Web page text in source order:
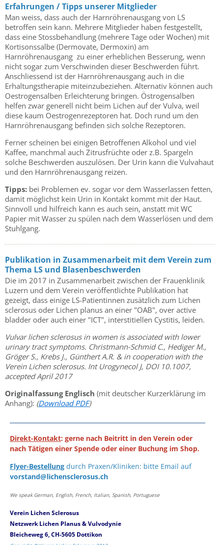
Erfahrungen / Tipps unserer Mitglieder
Man weiss, dass auch der Harnröhrenausgang von LS
betroffen sein kann. Mehrere Mitglieder haben festgestellt,
dass eine Stossbehandlung (mehrere Tage oder Wochen) mit
Kortisonssalbe (Dermovate, Dermoxin) am
Harnröhrenausgang zu einer erheblichen Besserung, wenn
nicht sogar zum Verschwinden dieser Beschwerden führt.
Anschliessend ist der Harnröhrenausgang auch in die
Erhaltungstherapie miteinzubeziehen. Alternativ können auch
Oestrogensalben Erleichterung bringen. Östrogensalben
helfen zwar generell nicht beim Lichen auf der Vulva, weil
diese kaum Oestrogenrezeptoren hat. Doch rund um den
Harnröhrenausgang befinden sich solche Rezeptoren.
Ferner scheinen bei einigen Betroffenen Alkohol und viel
Kaffee, manchmal auch Zitrusfrüchte oder z.B. Spargeln
solche Beschwerden auszulösen. Der Urin kann die Vulvahaut
und den Harnröhrenausgang reizen.
Tipps: bei Problemen ev. sogar vor dem Wasserlassen fetten,
damit möglichst kein Urin in Kontakt kommt mit der Haut.
Sinnvoll und hilfreich kann es auch sein, anstatt mit WC
Papier mit Wasser zu spülen nach dem Wasserlösen und dem
Stuhlgang.
Publikation in Zusammenarbeit mit dem Verein zum
Thema LS und Blasenbeschwerden
Die im 2017 in Zusammenarbeit zwischen der Frauenklinik
Luzern und dem Verein veröffentlichte Publikation hat
gezeigt, dass einige LS-Patientinnen zusätzlich zum Lichen
sclerosus oder Lichen planus an einer "OAB", over active
bladder oder auch einer "ICT", interstitiellen Cystitis, leiden.
Vulvar lichen sclerosus in women is associated with lower
urinary tract symptoms. Christmann-Schmid C., Hediger M.,
Gröger S., Krebs J., Günthert A.R. & in cooperation with the
Verein Lichen sclerosus. Int Urogynecol J, DOI 10.1007,
accepted April 2017
Originalfassung Englisch (mit deutscher Kurzerklärung im
Anhang): (Download PDF)
Direkt-Kontakt: gerne nach Beitritt in den Verein oder
nach Tätigen einer Spende oder einer Buchung im Shop.
Flyer-Bestellung durch Praxen/Kliniken: bitte Email auf
vorstand@lichensclerosus.ch
We speak German, English, French, Italian, Spanish, Portuguese
Verein Lichen Sclerosus
Netzwerk Lichen Planus & Vulvodynie
Bleicheweg 6, CH-5605 Dottikon